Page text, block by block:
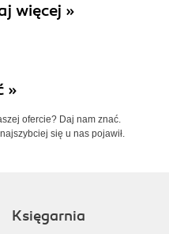
więcej »
»
ofercie? Daj nam znać.
się u nas pojawił.
Księgarnia